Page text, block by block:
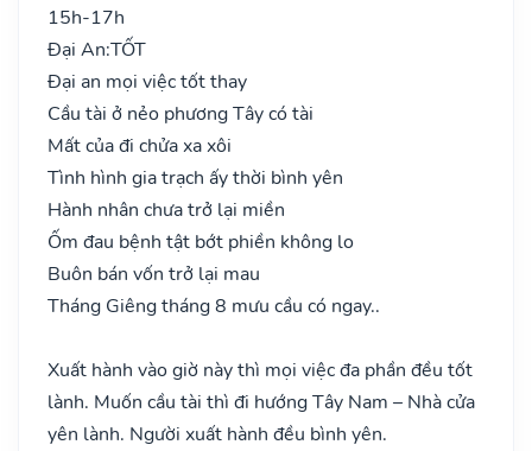
15h-17h
Đại An:TỐT
Đại an mọi việc tốt thay
Cầu tài ở nẻo phương Tây có tài
Mất của đi chửa xa xôi
Tình hình gia trạch ấy thời bình yên
Hành nhân chưa trở lại miền
Ốm đau bệnh tật bớt phiền không lo
Buôn bán vốn trở lại mau
Tháng Giêng tháng 8 mưu cầu có ngay..
Xuất hành vào giờ này thì mọi việc đa phần đều tốt
lành. Muốn cầu tài thì đi hướng Tây Nam – Nhà cửa
yên lành. Người xuất hành đều bình yên.